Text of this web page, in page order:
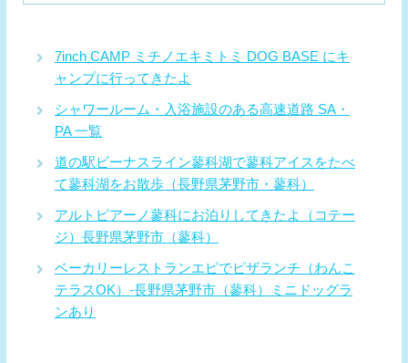
7inch CAMP ミチノエキミトミ DOG BASE にキ
ャンプに行ってきたよ
シャワールーム・入浴施設のある高速道路 SA・
PA 一覧
道の駅ビーナスライン蓼科湖で蓼科アイスをたべ
て蓼科湖をお散歩（長野県茅野市・蓼科）
アルトピアーノ蓼科にお泊りしてきたよ（コテー
ジ）長野県茅野市（蓼科）
ベーカリーレストランエピでピザランチ（わんこ
テラスOK）-長野県茅野市（蓼科）ミニドッグラ
ンあり